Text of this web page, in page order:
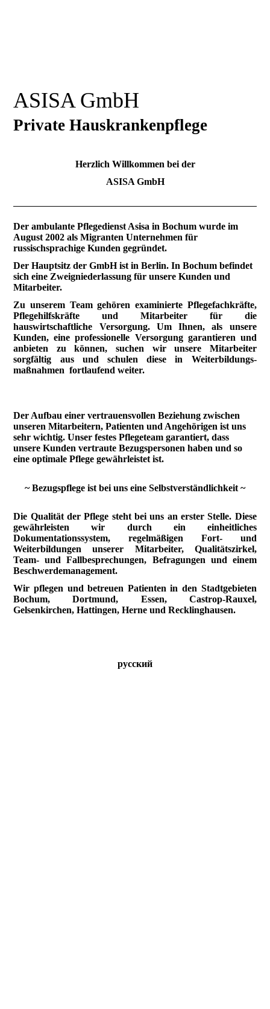
ASISA GmbH
Private Hauskrankenpflege
Herzlich Willkommen bei der
ASISA GmbH
Der ambulante Pflegedienst Asisa in Bochum wurde im
August 2002 als Migranten Unternehmen für
russischsprachige Kunden gegründet.
Der Hauptsitz der GmbH ist in Berlin. In Bochum befindet
sich eine Zweigniederlassung für unsere Kunden und
Mitarbeiter.
Zu unserem Team gehören examinierte Pflegefachkräfte,
Pflegehilfskräfte und Mitarbeiter für die
hauswirtschaftliche Versorgung. Um Ihnen, als unsere
Kunden, eine professionelle Versorgung garantieren und
anbieten zu können, suchen wir unsere Mitarbeiter
sorgfältig aus und schulen diese in Weiterbildungs-
maßnahmen fortlaufend weiter.
Der Aufbau einer vertrauensvollen Beziehung zwischen
unseren Mitarbeitern, Patienten und Angehörigen ist uns
sehr wichtig. Unser festes Pflegeteam garantiert, dass
unsere Kunden vertraute Bezugspersonen haben und so
eine optimale Pflege gewährleistet ist.
~ Bezugspflege ist bei uns eine Selbstverständlichkeit ~
Die Qualität der Pflege steht bei uns an erster Stelle. Diese
gewährleisten wir durch ein einheitliches
Dokumentationssystem, regelmäßigen Fort- und
Weiterbildungen unserer Mitarbeiter, Qualitätszirkel,
Team- und Fallbesprechungen, Befragungen und einem
Beschwerdemanagement.
Wir pflegen und betreuen Patienten in den Stadtgebieten
Bochum, Dortmund, Essen, Castrop-Rauxel,
Gelsenkirchen, Hattingen, Herne und Recklinghausen.
русский